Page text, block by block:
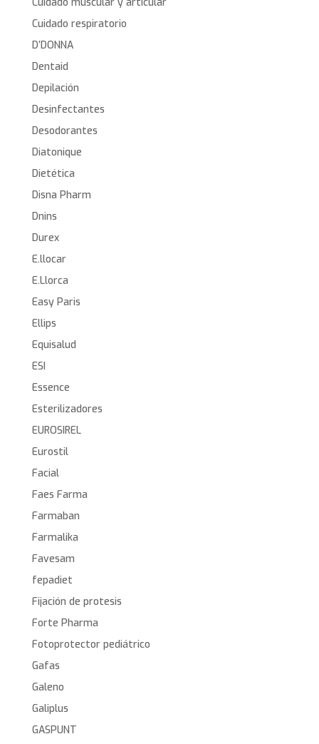
Cuidado respiratorio
D’DONNA
Dentaid
Depilación
Desinfectantes
Desodorantes
Diatonique
Dietética
Disna Pharm
Dnins
Durex
E.llocar
E.Llorca
Easy Paris
Ellips
Equisalud
ESI
Essence
Esterilizadores
EUROSIREL
Eurostil
Facial
Faes Farma
Farmaban
Farmalika
Favesam
fepadiet
Fijación de protesis
Forte Pharma
Fotoprotector pediátrico
Gafas
Galeno
Galiplus
GASPUNT